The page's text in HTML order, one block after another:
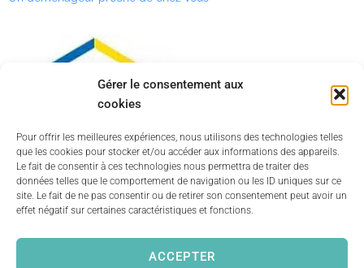
Gérer le consentement aux
cookies
Pour offrir les meilleures expériences, nous utilisons des technologies telles
que les cookies pour stocker et/ou accéder aux informations des appareils.
Le fait de consentir à ces technologies nous permettra de traiter des
données telles que le comportement de navigation ou les ID uniques sur ce
site. Le fait de ne pas consentir ou de retirer son consentement peut avoir un
effet négatif sur certaines caractéristiques et fonctions.
ACCEPTER